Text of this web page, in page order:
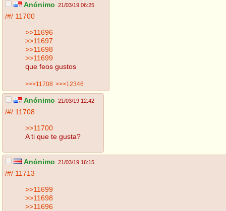
Anónimo 21/03/19 06:25
/#/ 11700
>>11696
>>11697
>>11698
>>11699
que feos gustos
>>>11708 >>>12346
Anónimo 21/03/19 12:42
/#/ 11708
>>11700
A ti que te gusta?
Anónimo 21/03/19 16:15
/#/ 11713
>>11699
>>11698
>>11696